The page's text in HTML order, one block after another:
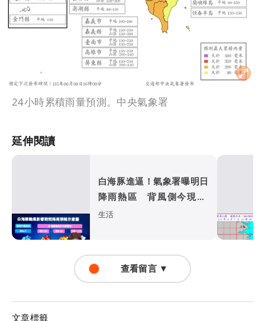
24小時累積雨量預測。中央氣象署
延伸閱讀
白海豚進逼！氣象署曝明日
降雨熱區 背風側今現37
度焚風
生活
查看留言 ▼
文章標籤